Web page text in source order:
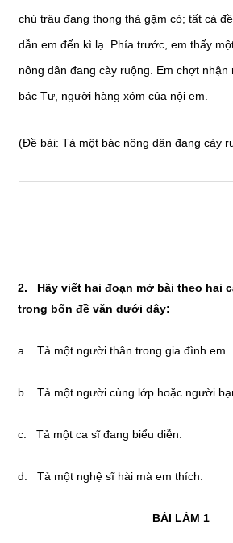
chú trâu đang thong thả gặm cỏ; tất cả
dẫn em đến kì lạ. Phía trước, em thấy
nông dân đang cày ruộng. Em chợt nhận
bác Tư, người hàng xóm của nội em.
(Đề bài: Tả một bác nông dân đang cày
2. Hãy viết hai đoạn mở bài theo hai
trong bốn đề văn dưới dây:
a. Tả một người thân trong gia đình em.
b. Tả một người cùng lớp hoặc người
c. Tả một ca sĩ đang biểu diễn.
d. Tả một nghệ sĩ hài mà em thích.
BÀI LÀM 1